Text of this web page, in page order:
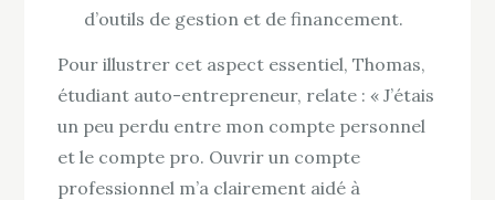
d’outils de gestion et de financement.
Pour illustrer cet aspect essentiel, Thomas,
étudiant auto-entrepreneur, relate : « J’étais
un peu perdu entre mon compte personnel
et le compte pro. Ouvrir un compte
professionnel m’a clairement aidé à